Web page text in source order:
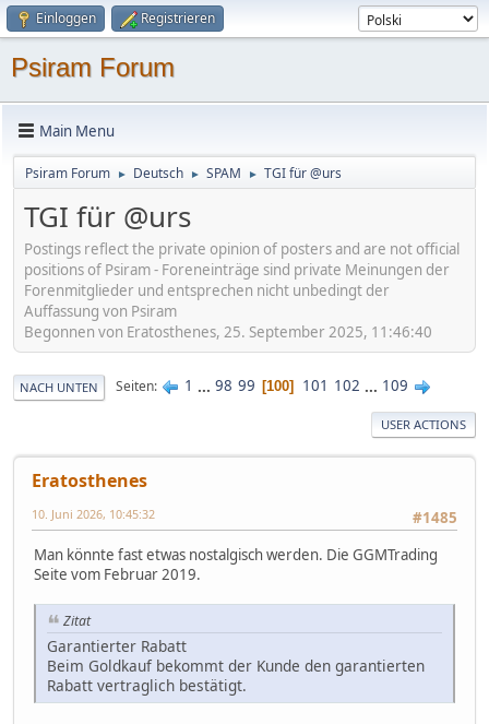
Einloggen Registrieren
Psiram Forum
Main Menu
Psiram Forum ► Deutsch ► SPAM ► TGI für @urs
TGI für @urs
Postings reflect the private opinion of posters and are not official
positions of Psiram - Foreneinträge sind private Meinungen der
Forenmitglieder und entsprechen nicht unbedingt der
Auffassung von Psiram
Begonnen von Eratosthenes, 25. September 2025, 11:46:40
NACH UNTEN Seiten 1 ... 98 99 100 101 102 ... 109
USER ACTIONS
Eratosthenes
#1485
10. Juni 2026, 10:45:32
Man könnte fast etwas nostalgisch werden. Die GGMTrading
Seite vom Februar 2019.
Zitat
Garantierter Rabatt
Beim Goldkauf bekommt der Kunde den garantierten
Rabatt vertraglich bestätigt.